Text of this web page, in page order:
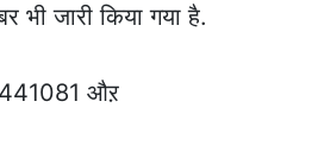
भी जारी किया गया है.
औऱ